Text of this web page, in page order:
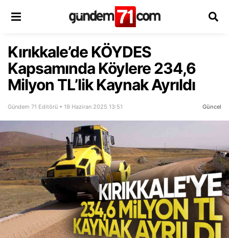
Kırıkkale’de KÖYDES
Kapsamında Köylere 234,6
Milyon TL’lik Kaynak Ayrıldı
Gündem 71 Editörü • 19 Haziran 2025 13:51 Güncel